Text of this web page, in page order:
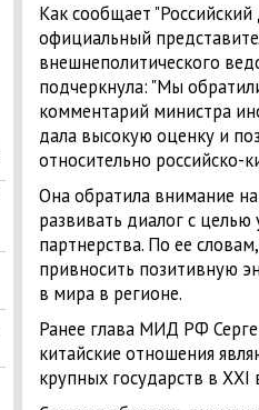
Как сообщает
официальный
внешнеполитического
подчеркнула: "Мы
комментарий министра
дала высокую оценку и
относительно российско-
Она обратила внимание
развивать диалог с целью
партнерства. По ее
привносить позитивную
в мира в регионе.
Ранее глава МИД РФ
китайские отношения
крупных государств в ХХI